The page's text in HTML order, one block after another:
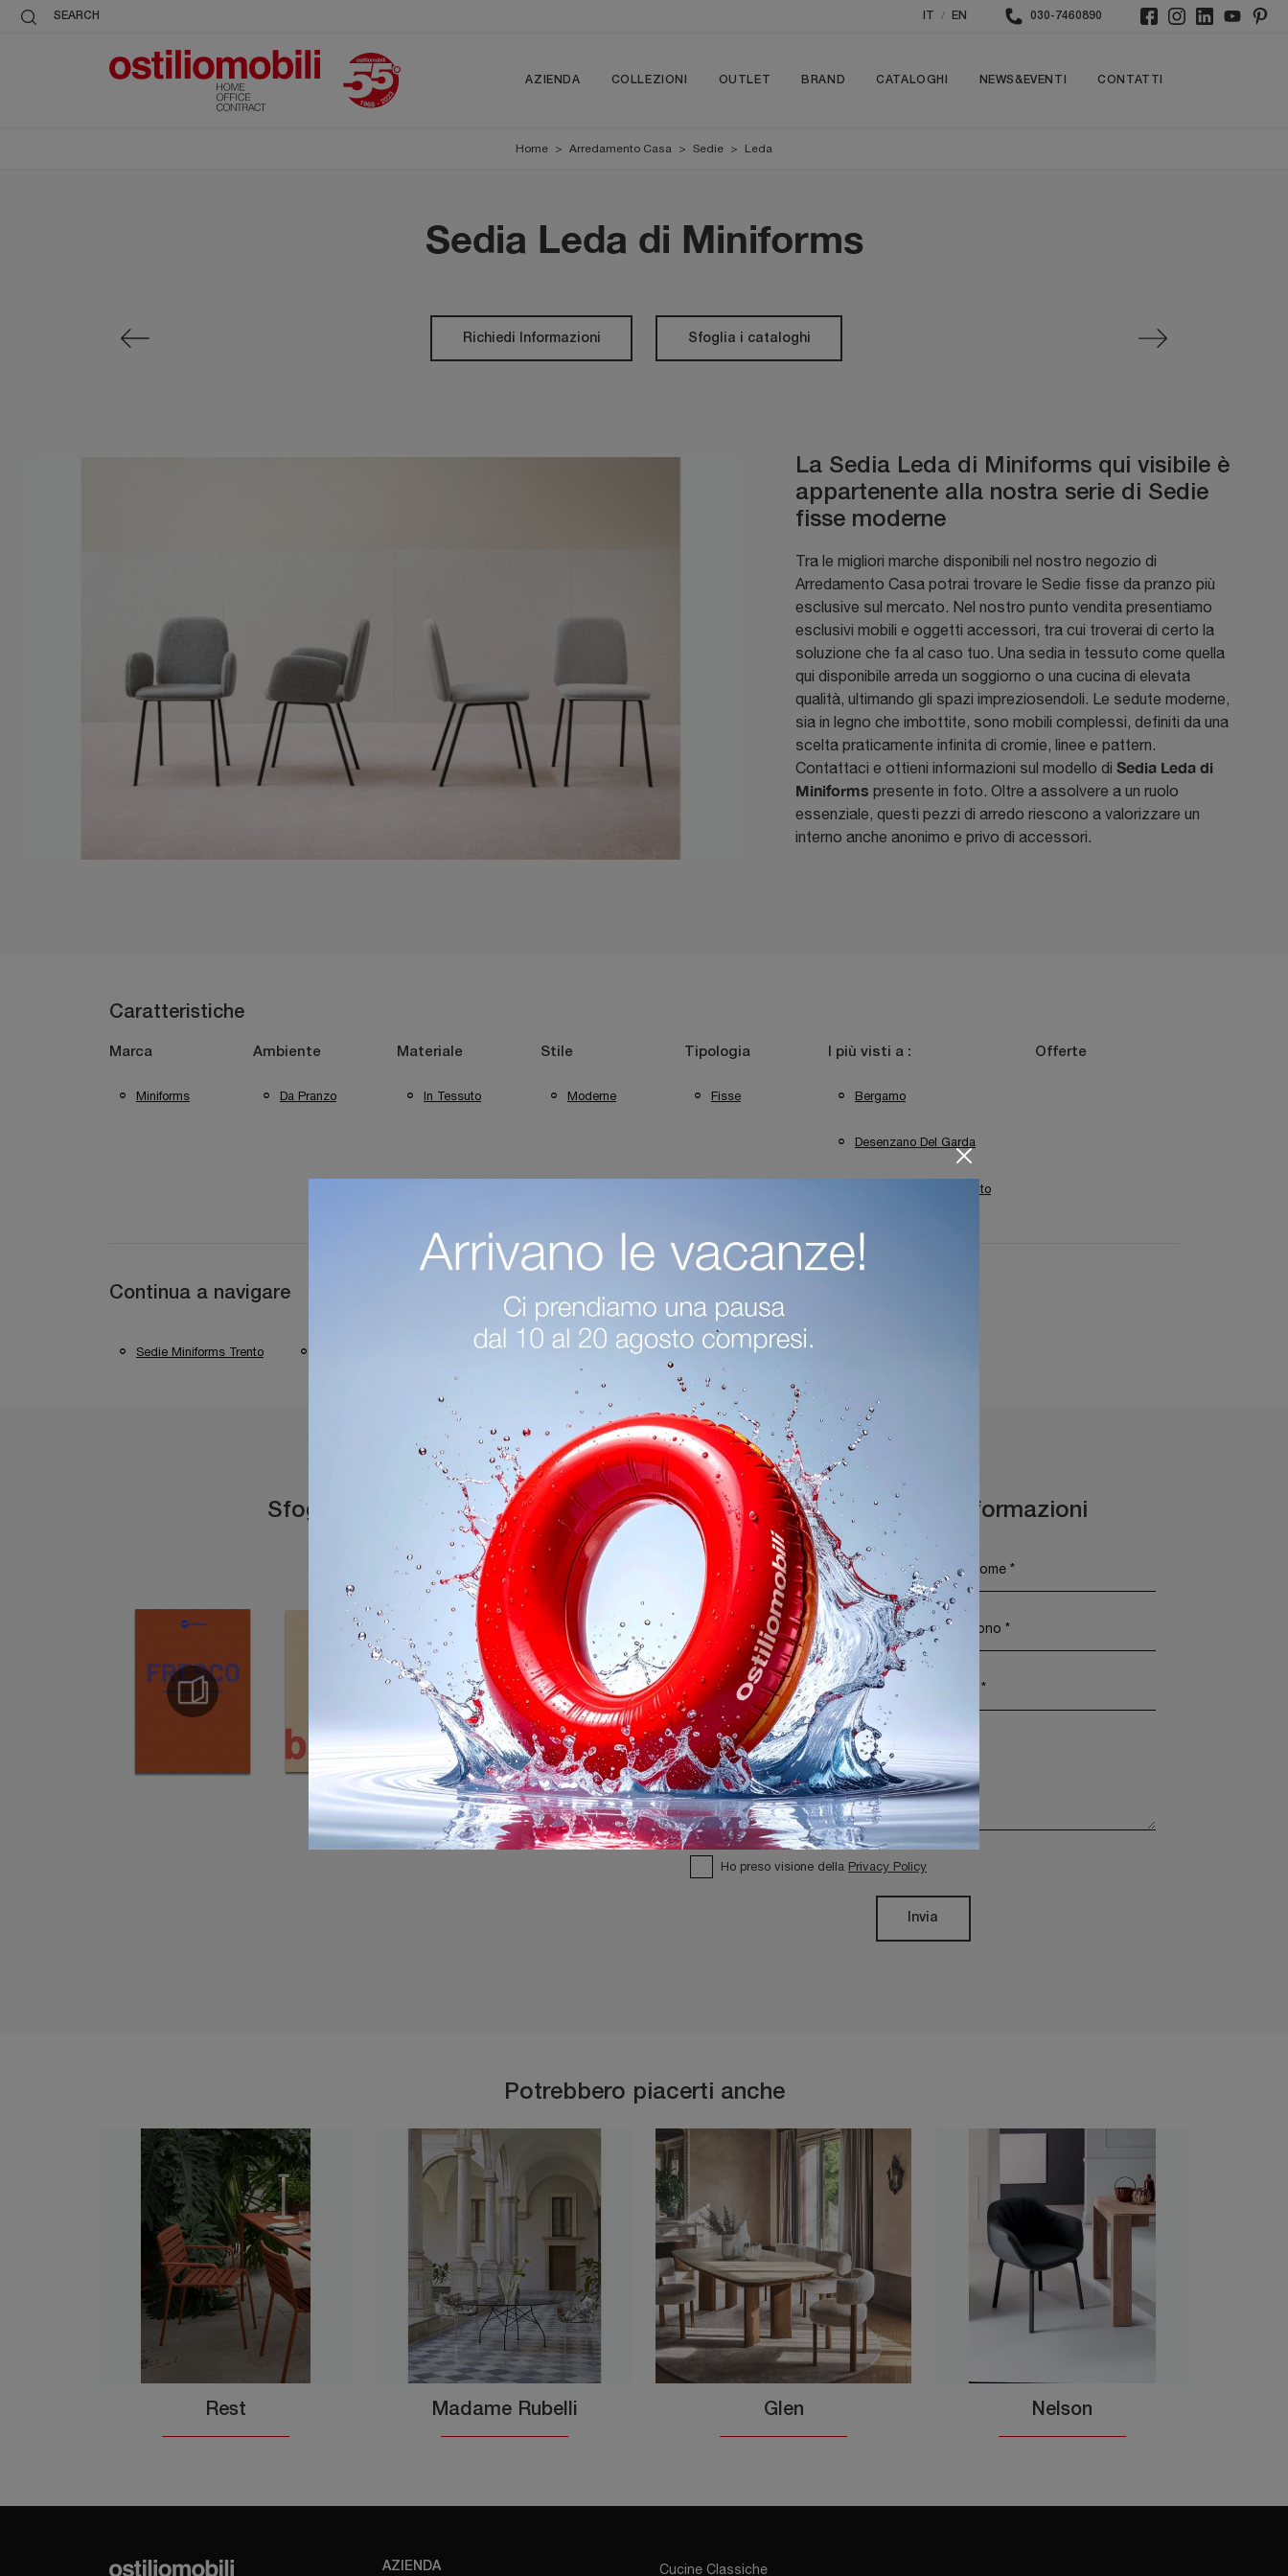
SEARCH / EN 030-7460890
AZIENDA COLLEZIONI OUTLET BRAND CATALOGHI NEWS&EVENTI CONTATTI
Home > Arredamento Casa > Sedie > Leda
Sedia Leda di Miniforms
Richiedi Informazioni Sfoglia i cataloghi
La Sedia Leda di Miniforms qui visibile è
appartenente alla nostra serie di Sedie
fisse moderne
Tra le migliori marche disponibili nel nostro negozio di
Arredamento Casa potrai trovare le Sedie fisse da pranzo più
esclusive sul mercato. Nel nostro punto vendita presentiamo
esclusivi mobili e oggetti accessori, tra cui troverai di certo la
soluzione che fa al caso tuo. Una sedia in tessuto come quella
qui disponibile arreda un soggiorno o una cucina di elevata
qualità, ultimando gli spazi impreziosendoli. Le sedute moderne,
sia in legno che imbottite, sono mobili complessi, definiti da una
scelta praticamente infinita di cromie, linee e pattern.
Contattaci e ottieni informazioni sul modello di Sedia Leda di
Miniforms presente in foto. Oltre a assolvere a un ruolo
essenziale, questi pezzi di arredo riescono a valorizzare un
interno anche anonimo e privo di accessori.
Caratteristiche
Marca
Miniforms
Ambiente
Da Pranzo
Materiale
In Tessuto
Stile
Moderne
Tipologia
Fisse
I più visti a :
Bergamo
Desenzano Del Garda
Trento
Offerte
Continua a navigare
Sedie Miniforms Trento Sedie Miniforms Desenzano Del Garda Sedie Miniforms Bergamo Sedie Miniforms Sirmione
Sfoglia i cataloghi Richiedi Maggiori Informazioni
Ho preso visione della Privacy Policy
Invia
Potrebbero piacerti anche
Rest Madame Rubelli Glen Nelson
AZIENDA Cucine Classiche